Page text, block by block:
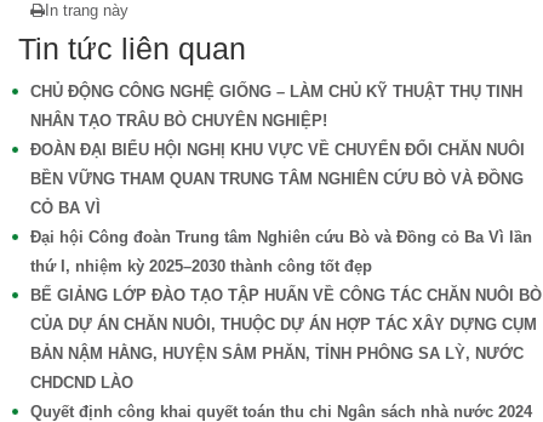
In trang này
Tin tức liên quan
CHỦ ĐỘNG CÔNG NGHỆ GIỐNG – LÀM CHỦ KỸ THUẬT THỤ TINH
NHÂN TẠO TRÂU BÒ CHUYÊN NGHIỆP!
ĐOÀN ĐẠI BIỂU HỘI NGHỊ KHU VỰC VỀ CHUYỂN ĐỔI CHĂN NUÔI
BỀN VỮNG THAM QUAN TRUNG TÂM NGHIÊN CỨU BÒ VÀ ĐỒNG
CỎ BA VÌ
Đại hội Công đoàn Trung tâm Nghiên cứu Bò và Đồng cỏ Ba Vì lần
thứ I, nhiệm kỳ 2025–2030 thành công tốt đẹp
BẾ GIẢNG LỚP ĐÀO TẠO TẬP HUẤN VỀ CÔNG TÁC CHĂN NUÔI BÒ
CỦA DỰ ÁN CHĂN NUÔI, THUỘC DỰ ÁN HỢP TÁC XÂY DỰNG CỤM
BẢN NẬM HẰNG, HUYỆN SẲM PHĂN, TỈNH PHÔNG SA LỲ, NƯỚC
CHDCND LÀO
Quyết định công khai quyết toán thu chi Ngân sách nhà nước 2024